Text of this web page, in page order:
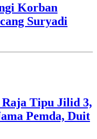
Korban
Suryadi
Tipu Jilid 3,
Pemda, Duit